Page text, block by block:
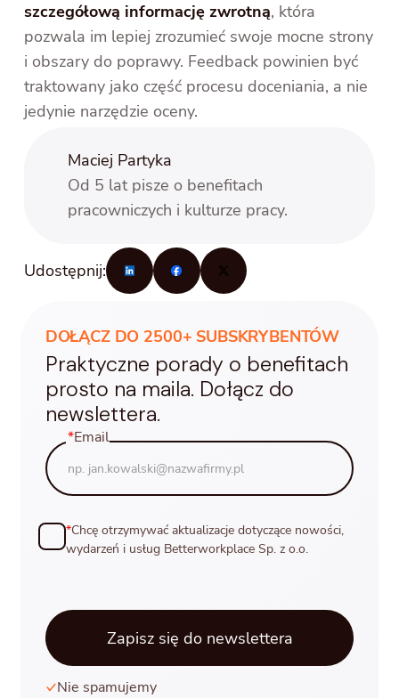
szczegółową informację zwrotną, która
pozwala im lepiej zrozumieć swoje mocne strony
i obszary do poprawy. Feedback powinien być
traktowany jako część procesu doceniania, a nie
jedynie narzędzie oceny.
Maciej Partyka
Od 5 lat pisze o benefitach
pracowniczych i kulturze pracy.
Udostępnij:
DOŁĄCZ DO 2500+ SUBSKRYBENTÓW
Praktyczne porady o benefitach
prosto na maila. Dołącz do
newslettera.
*Email
*Chcę otrzymywać aktualizacje dotyczące nowości,
wydarzeń i usług Betterworkplace Sp. z o.o.
Nie spamujemy